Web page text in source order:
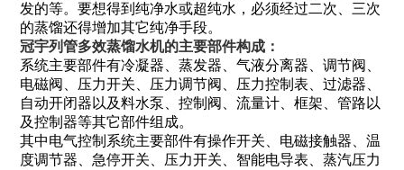
发的等。要想得到纯净水或超纯水，必须经过二次、三次
的蒸馏还得增加其它纯净手段。
冠宇列管多效蒸馏水机的主要部件构成：
系统主要部件有冷凝器、蒸发器、气液分离器、调节阀、
电磁阀、压力开关、压力调节阀、压力控制表、过滤器、
自动开闭器以及料水泵、控制阀、流量计、框架、管路以
及控制器等其它部件组成。
其中电气控制系统主要部件有操作开关、电磁接触器、温
度调节器、急停开关、压力开关、智能电导表、蒸汽压力